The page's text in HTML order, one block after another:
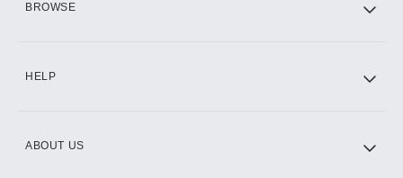
BROWSE
HELP
ABOUT US